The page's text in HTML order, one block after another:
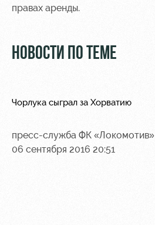
правах аренды.
НОВОСТИ ПО ТЕМЕ
Чорлука сыграл за Хорватию
пресс-служба ФК «Локомотив»
06 сентября 2016 20:51